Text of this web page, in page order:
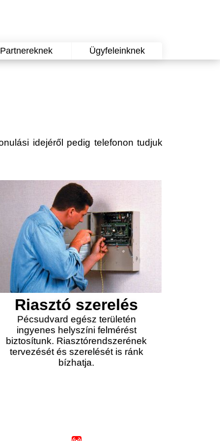
Partnereknek Ügyfeleinknek
idejéről pedig telefonon tudjuk
Riasztó szerelés
Pécsudvard egész területén
ingyenes helyszíni felmérést
biztosítunk. Riasztórendszerének
tervezését és szerelését is ránk
bízhatja.